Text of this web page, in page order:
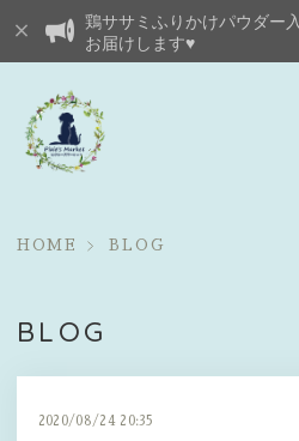
鶏ササミふりかけパウダー
お届けします♥
HOME BLOG
BLOG
2020/08/24 20:35